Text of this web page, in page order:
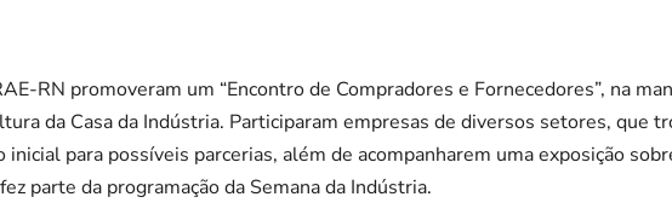
RN promoveram um “Encontro de Compradores e Fornecedores”, na
da Casa da Indústria. Participaram empresas de diversos setores, que
para possíveis parcerias, além de acompanharem uma exposição
parte da programação da Semana da Indústria.